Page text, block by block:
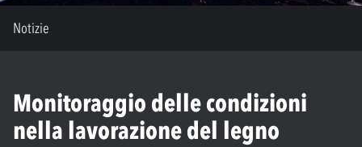
Notizie
Monitoraggio delle condizioni
nella lavorazione del legno